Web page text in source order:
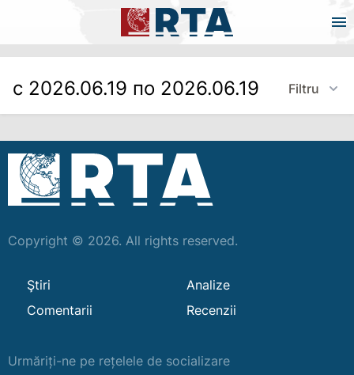
с 2026.06.19 по 2026.06.19 Filtru
Copyright © 2026. All rights reserved.
Ştiri
Analize
Comentarii
Recenzii
Urmăriți-ne pe rețelele de socializare